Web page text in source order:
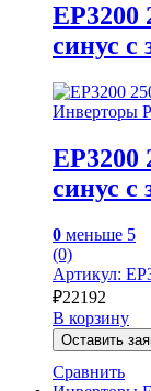
EP3200
синус с
Инверторы
EP3200
синус с
0 меньше 5
(0)
Артикул:
₽22192
В корзину
Оставить
Сравнить